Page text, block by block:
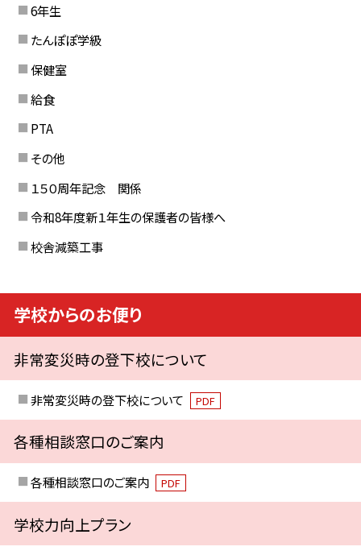
6年生
たんぽぽ学級
保健室
給食
PTA
その他
１５０周年記念 関係
令和8年度新１年生の保護者の皆様へ
校舎減築工事
学校からのお便り
非常変災時の登下校について
非常変災時の登下校について PDF
各種相談窓口のご案内
各種相談窓口のご案内 PDF
学校力向上プラン